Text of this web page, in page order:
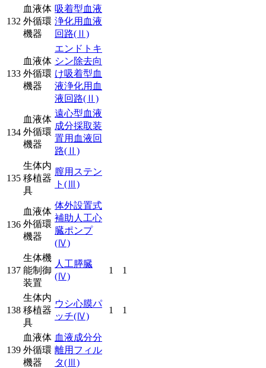
132
血液体
外循環
機器
吸着型血液
浄化用血液
回路(Ⅱ)
133
血液体
外循環
機器
エンドトキ
シン除去向
け吸着型血
液浄化用血
液回路(Ⅱ)
134
血液体
外循環
機器
遠心型血液
成分採取装
置用血液回
路(Ⅱ)
135
生体内
移植器
具
膣用ステン
ト (Ⅲ)
136
血液体
外循環
機器
体外設置式
補助人工心
臓ポンプ
(Ⅳ)
137
生体機
能制御
装置
人工膵臓
(Ⅳ)
1 1
138
生体内
移植器
具
ウシ心膜パ
ッチ(Ⅳ)
1 1
139
血液体
外循環
機器
血液成分分
離用フィル
タ(Ⅲ)